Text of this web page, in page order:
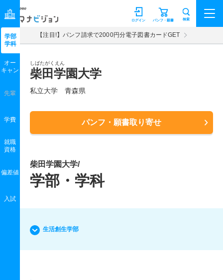
マナビジョン パンフ・願書
ログイン 検索
【注目!】パンフ請求で2000円分電子図書カードGET
しばたがくえん
柴田学園大学
私立大学 青森県
パンフ・願書取り寄せ
学部
学科
オー
キャン
先輩
学費
就職
資格
偏差値
入試
柴田学園大学/
学部・学科
生活創生学部